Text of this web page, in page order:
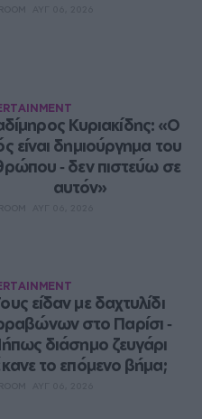
Κυριακίδης: «Ο
είναι δημιούργημα του
‑ δεν πιστεύω σε
αυτόν»
είδαν με δαχτυλίδι
στο Παρίσι ‑
διάσημο ζευγάρι
το επόμενο βήμα;